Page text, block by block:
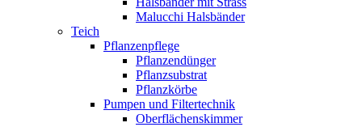
Malucchi Halsbänder
Teich
Pflanzenpflege
Pflanzendünger
Pflanzsubstrat
Pflanzkörbe
Pumpen und Filtertechnik
Oberflächenskimmer